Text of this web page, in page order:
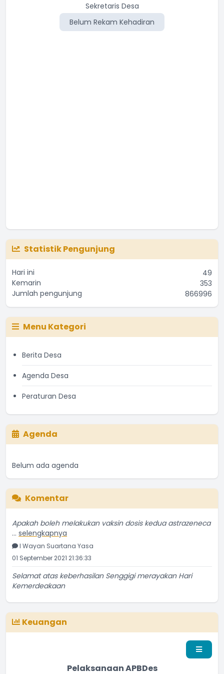
Sekretaris Desa
Belum Rekam Kehadiran
Kasi Kesejahteraan
Belum Rekam Kehadiran
Statistik Pengunjung
Hari ini
49
Kemarin
353
Jumlah pengunjung
866996
Menu Kategori
Berita Desa
Agenda Desa
Peraturan Desa
Agenda
Belum ada agenda
Komentar
...selengkapnya
I Wayan Suartana Yasa
01 September 2021 21:36:33
Kemerdeakaan
...selengkapnya
Penduduk Biasa
13 September 2016 22:09:16
Keuangan
Pelaksanaan APBDes